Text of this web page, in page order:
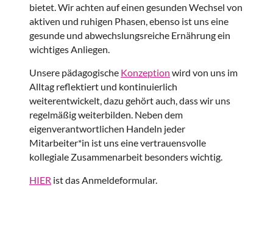
bietet. Wir achten auf einen gesunden Wechsel von
aktiven und ruhigen Phasen, ebenso ist uns eine
gesunde und abwechslungsreiche Ernährung ein
wichtiges Anliegen.
Unsere pädagogische Konzeption wird von uns im
Alltag reflektiert und kontinuierlich
weiterentwickelt, dazu gehört auch, dass wir uns
regelmäßig weiterbilden. Neben dem
eigenverantwortlichen Handeln jeder
Mitarbeiter*in ist uns eine vertrauensvolle
kollegiale Zusammenarbeit besonders wichtig.
HIER ist das Anmeldeformular.